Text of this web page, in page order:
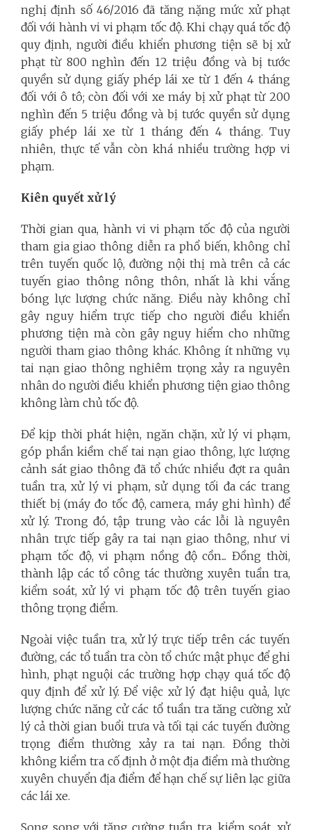
nghị định số 46/2016 đã tăng nặng mức xử phạt
đối với hành vi vi phạm tốc độ. Khi chạy quá tốc độ
quy định, người điều khiển phương tiện sẽ bị xử
phạt từ 800 nghìn đến 12 triệu đồng và bị tước
quyền sử dụng giấy phép lái xe từ 1 đến 4 tháng
đối với ô tô; còn đối với xe máy bị xử phạt từ 200
nghìn đến 5 triệu đồng và bị tước quyền sử dụng
giấy phép lái xe từ 1 tháng đến 4 tháng. Tuy
nhiên, thực tế vẫn còn khá nhiều trường hợp vi
phạm.
Kiên quyết xử lý
Thời gian qua, hành vi vi phạm tốc độ của người
tham gia giao thông diễn ra phổ biến, không chỉ
trên tuyến quốc lộ, đường nội thị mà trên cả các
tuyến giao thông nông thôn, nhất là khi vắng
bóng lực lượng chức năng. Điều này không chỉ
gây nguy hiểm trực tiếp cho người điều khiển
phương tiện mà còn gây nguy hiểm cho những
người tham giao thông khác. Không ít những vụ
tai nạn giao thông nghiêm trọng xảy ra nguyên
nhân do người điều khiển phương tiện giao thông
không làm chủ tốc độ.
Để kịp thời phát hiện, ngăn chặn, xử lý vi phạm,
góp phần kiềm chế tai nạn giao thông, lực lượng
cảnh sát giao thông đã tổ chức nhiều đợt ra quân
tuần tra, xử lý vi phạm, sử dụng tối đa các trang
thiết bị (máy đo tốc độ, camera, máy ghi hình) để
xử lý. Trong đó, tập trung vào các lỗi là nguyên
nhân trực tiếp gây ra tai nạn giao thông, như vi
phạm tốc độ, vi phạm nồng độ cồn... Đồng thời,
thành lập các tổ công tác thường xuyên tuần tra,
kiểm soát, xử lý vi phạm tốc độ trên tuyến giao
thông trọng điểm.
Ngoài việc tuần tra, xử lý trực tiếp trên các tuyến
đường, các tổ tuần tra còn tổ chức mật phục để ghi
hình, phạt nguội các trường hợp chạy quá tốc độ
quy định để xử lý. Để việc xử lý đạt hiệu quả, lực
lượng chức năng cử các tổ tuần tra tăng cường xử
lý cả thời gian buổi trưa và tối tại các tuyến đường
trọng điểm thường xảy ra tai nạn. Đồng thời
không kiểm tra cố định ở một địa điểm mà thường
xuyên chuyển địa điểm để hạn chế sự liên lạc giữa
các lái xe.
Song song với tăng cường tuần tra, kiểm soát, xử